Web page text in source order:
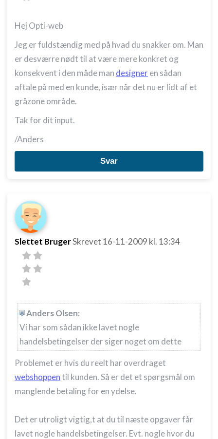
Hej Opti-web
Jeg er fuldstændig med på hvad du snakker om. Man
er desværre nødt til at være mere konkret og
konsekvent i den måde man designeren sådan
aftale på med en kunde, især når det nu er lidt af et
gråzone område.
Tak for dit input.
/Anders
Svar
Slettet BrugerSkrevet 16-11-2009 kl. 13:34
Anders Olsen:
Vi har som sådan ikke lavet nogle
handelsbetingelser der siger noget om dette
Problemet er hvis du reelt har overdraget
webshoppentil kunden. Så er det et spørgsmål om
manglende betaling for en ydelse.
Det er utroligt vigtig,t at du til næste opgaver får
lavet nogle handelsbetingelser. Evt. nogle hvor du
kombinationer af oplysninger fra forskellige
Udvikle og forbedre tjenester
Bruge begrænsede oplysninger til at vælge
indhold
IAB Special Features:
placeringsoplysninger
Identificere enheder baseret på aktivt
anmodede oplysninger
Ydeevne
Funktionel
Annoncering / marketing